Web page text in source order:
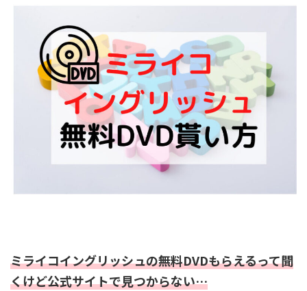
ミライコイングリッシュの無料DVDもらえるって聞
くけど公式サイトで見つからない…